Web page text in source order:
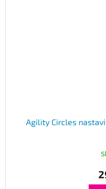
Agility Circles